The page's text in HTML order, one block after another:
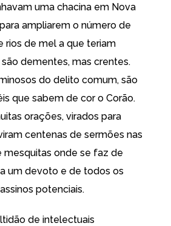
uma chacina em Nova
ampliarem o número de
rios de mel a que teriam
dementes, mas crentes.
do delito comum, são
que sabem de cor o Corão.
orações, virados para
centenas de sermões nas
mesquitas onde se faz de
um devoto e de todos os
potenciais.
de intelectuais